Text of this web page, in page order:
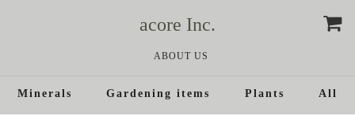
acore Inc.
ABOUT US
Minerals Gardening items Plants All